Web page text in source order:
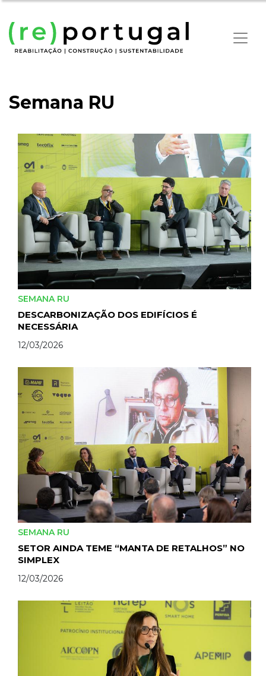
Semana RU
SEMANA RU
DESCARBONIZAÇÃO DOS EDIFÍCIOS É
NECESSÁRIA
12/03/2026
SEMANA RU
SETOR AINDA TEME “MANTA DE RETALHOS” NO
SIMPLEX
12/03/2026